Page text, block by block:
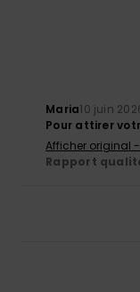
Maria10 juin
Pour attirer
Afficher original
Rapport